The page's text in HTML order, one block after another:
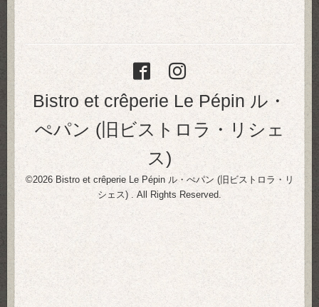
Bistro et crêperie Le Pépin ル・
ぺパン (旧ビストロラ・リシェ
ス)
©2026 Bistro et crêperie Le Pépin ル・ぺパン (旧ビストロラ・リ
シェス)
. All Rights Reserved.